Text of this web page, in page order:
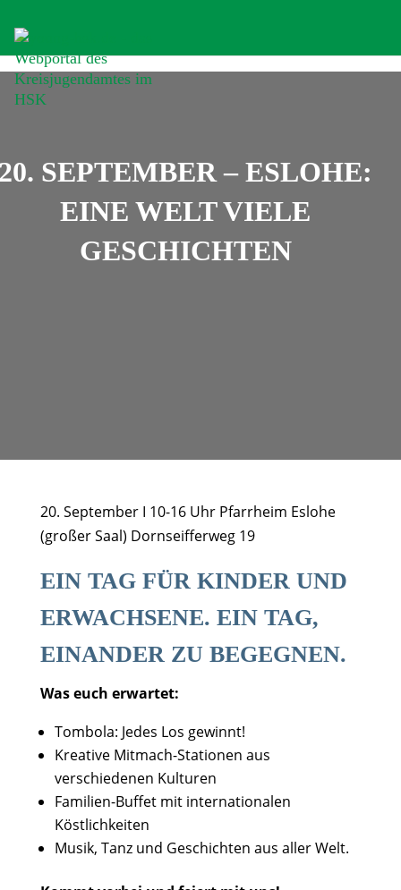
SEPTEMBER – ESLOHE:
EINE WELT VIELE
GESCHICHTEN
20. September I 10-16 Uhr Pfarrheim Eslohe
(großer Saal) Dornseifferweg 19
EIN TAG FÜR KINDER UND
ERWACHSENE. EIN TAG,
EINANDER ZU BEGEGNEN.
Was euch erwartet:
Tombola: Jedes Los gewinnt!
Kreative Mitmach-Stationen aus
verschiedenen Kulturen
Familien-Buffet mit internationalen
Köstlichkeiten
Musik, Tanz und Geschichten aus aller Welt.